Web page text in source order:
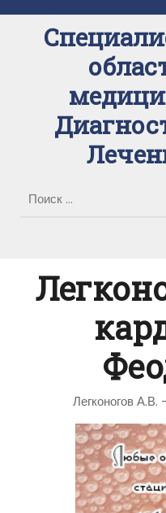
содержимому
Легконогов